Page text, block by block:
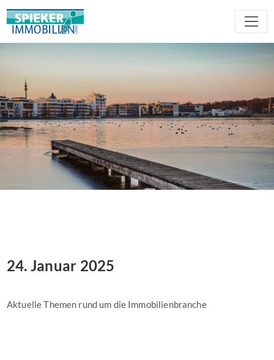
24. Januar 2025
Aktuelle Themen rund um die Immobilienbranche